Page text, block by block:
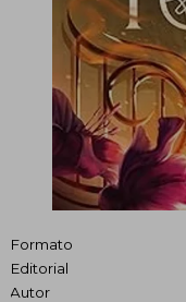
Formato
Editorial
Autor